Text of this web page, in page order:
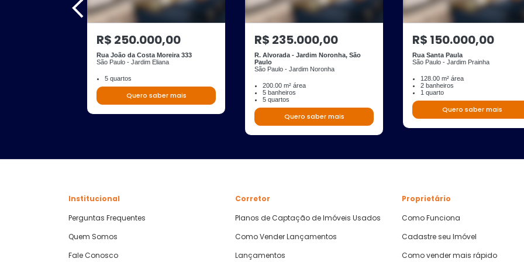
R$ 250.000,00
Rua João da Costa Moreira 333
São Paulo - Jardim Eliana
5 quartos
Quero saber mais
R$ 235.000,00
R. Alvorada - Jardim Noronha, São
Paulo
São Paulo - Jardim Noronha
200.00 m² área
5 banheiros
5 quartos
Quero saber mais
R$ 150.000,00
Rua Santa Paula
São Paulo - Jardim Prainha
128.00 m² área
2 banheiros
1 quarto
Quero saber mais
Institucional
Perguntas Frequentes
Quem Somos
Fale Conosco
Corretor
Planos de Captação de Imóveis Usados
Como Vender Lançamentos
Lançamentos
Proprietário
Como Funciona
Cadastre seu Imóvel
Como vender mais rápido